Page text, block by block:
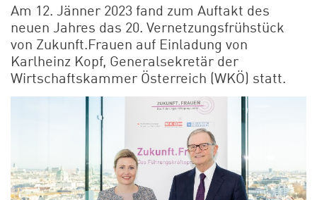
Am 12. Jänner 2023 fand zum Auftakt des
neuen Jahres das 20. Vernetzungsfrühstück
von Zukunft.Frauen auf Einladung von
Karlheinz Kopf, Generalsekretär der
Wirtschaftskammer Österreich (WKÖ) statt.